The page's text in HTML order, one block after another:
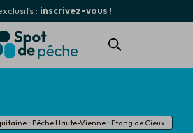
: inscrivez-vous !
• Pêche Haute-Vienne • Etang de Cieux